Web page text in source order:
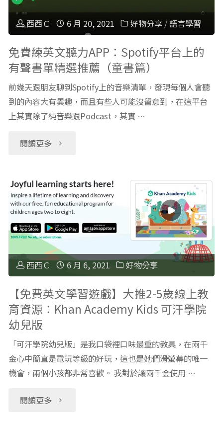
認
的
Podcast
特
普
卡
通：
Octonauts
海
底
縱
隊
(海
底
英
全
介
紹"
西西Ｃ 6 月 20, 2021 好物分享 / 語言學習
免費練英文聽力APP：Spotify平台上的
有聲書單精選推薦（童書篇）
前幾天跟朋友聊到Spotify上的音樂清單，發現每個人會聽
到的內容大有異趣，而且有些人可能沒留意到，在這平台
上其實除了純音樂跟Podcast，其實 …
閱讀更多
"免
練
英
文
聽
力
APP：
平
上
西西Ｃ 6 月 6, 2021 好物分享
【免費英文學習遊戲】大推2-5歲線上教
育資源：Khan Academy Kids 可汗學院
幼兒版
「可汗學院幼兒版」是我口袋裡口味最重的教具，在兩千
金心中簡直是電玩等級的好玩，這也是她們滑螢幕的唯一
機會，兩個小孩都非常喜歡。 我對於讓兩千金使用 …
閱讀更多
"【免